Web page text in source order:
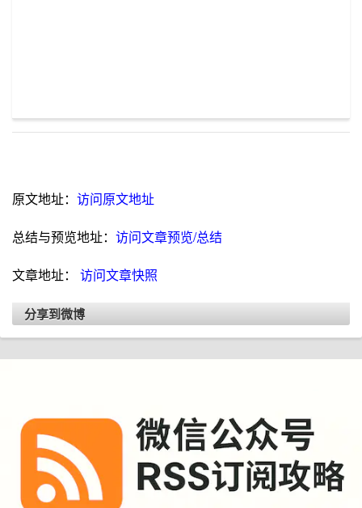
原文地址： 访问原文地址
总结与预览地址： 访问文章预览/总结
文章地址： 访问文章快照
分享到微博